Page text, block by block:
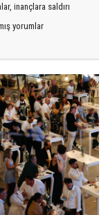
inançlara saldırı
yorumlar